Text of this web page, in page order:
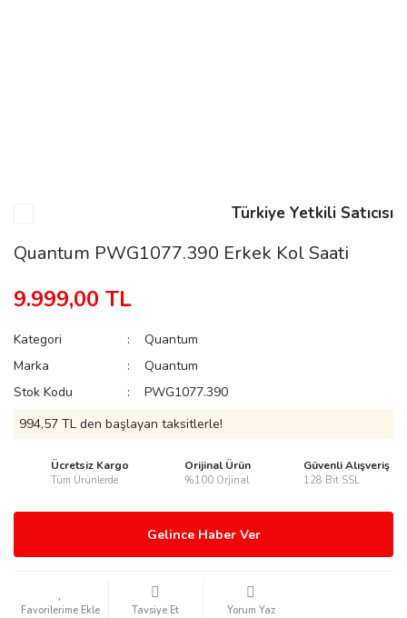
Türkiye Yetkili Satıcısı
Quantum PWG1077.390 Erkek Kol Saati
9.999,00 TL
Kategori
Quantum
Marka
Quantum
Stok Kodu
PWG1077.390
994,57 TL den başlayan taksitlerle!
Ücretsiz Kargo
Tüm Ürünlerde
Orijinal Ürün
%100 Orjinal
Güvenli Alışveriş
128 Bit SSL
Gelince Haber Ver
Tavsiye Et Yorum Yaz